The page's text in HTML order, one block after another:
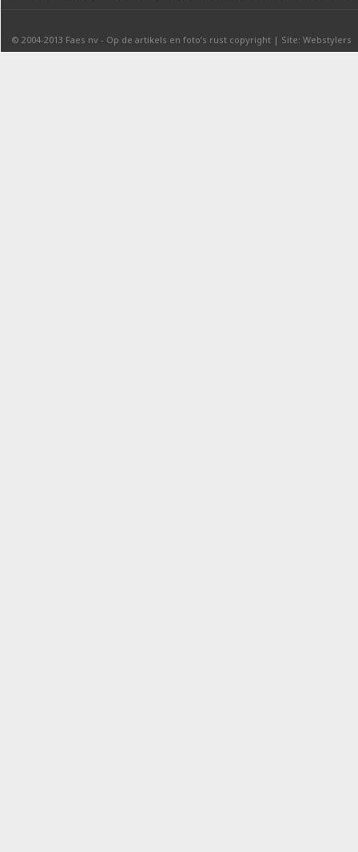
© 2004-2013 Faes nv - Op de artikels en foto’s rust copyright | Site: Webstylers